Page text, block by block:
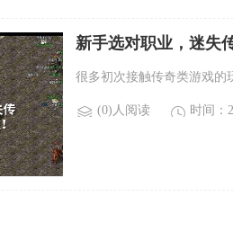
新手选对职业，迷失
很多初次接触传奇类游戏的
(0)人阅读 时间：